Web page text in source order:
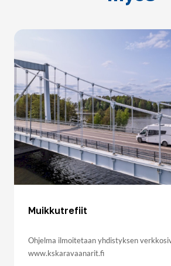
Muikkutrefiit
Ohjelma ilmoitetaan yhdistyksen
www.kskaravaanarit.fi